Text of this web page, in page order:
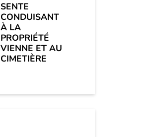
SENTE
CONDUISANT
À LA
PROPRIÉTÉ
VIENNE ET AU
CIMETIÈRE